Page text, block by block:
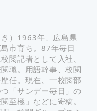
き）1963年、広島県
市育ち。87年毎日
閲記者として入社、
職。用語幹事、校閲
任。現在、一校閲部
「サンデー毎日」の
至極」などに寄稿。